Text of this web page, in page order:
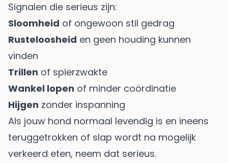
Signalen die serieus zijn:
Sloomheid of ongewoon stil gedrag
Rusteloosheid en geen houding kunnen
vinden
Trillen of spierzwakte
Wankel lopen of minder coördinatie
Hijgen zonder inspanning
Als jouw hond normaal levendig is en ineens
teruggetrokken of slap wordt na mogelijk
verkeerd eten, neem dat serieus.